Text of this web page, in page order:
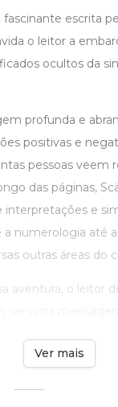
fascinante escrita
o leitor a
ocultos da
profunda e
positivas e
pessoas
das páginas,
interpretações e
a numerologia até
outras áreas do
aventura, o leitor
Ver mais